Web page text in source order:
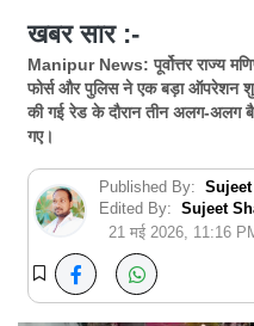
खबर सार :-
Manipur News: पूर्वोत्तर राज्य
फोर्स और पुलिस ने एक बड़ा ऑपरेशन
की गई रेड के दौरान तीन अलग-अलग
गए।
Published By:
Edited By: Sujeet
21 मई 2026, 11:16